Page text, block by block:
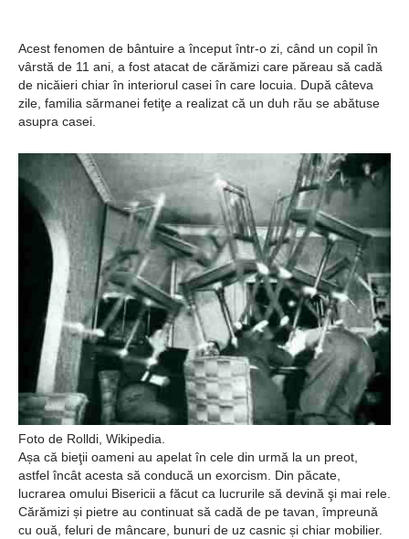
sângerează
Acest fenomen de bântuire a început într-o zi, când un copil în
vârstă de 11 ani, a fost atacat de cărămizi care păreau să cadă
de nicăieri chiar în interiorul casei în care locuia. După câteva
zile, familia sărmanei fetiţe a realizat că un duh rău se abătuse
asupra casei.
Foto de Rolldi, Wikipedia.
Așa că bieţii oameni au apelat în cele din urmă la un preot,
astfel încât acesta să conducă un exorcism. Din păcate,
lucrarea omului Bisericii a făcut ca lucrurile să devină şi mai rele.
Cărămizi și pietre au continuat să cadă de pe tavan, împreună
cu ouă, feluri de mâncare, bunuri de uz casnic și chiar mobilier.